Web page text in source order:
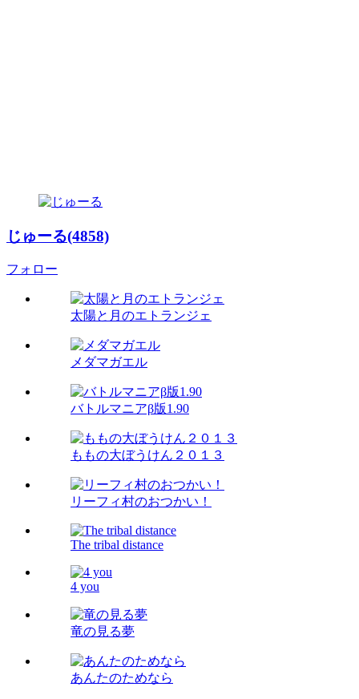
じゅーる(4858)
フォロー
太陽と月のエトランジェ
メダマガエル
バトルマニアβ版1.90
ももの大ぼうけん２０１３
リーフィ村のおつかい！
The tribal distance
4 you
竜の見る夢
あんたのためなら